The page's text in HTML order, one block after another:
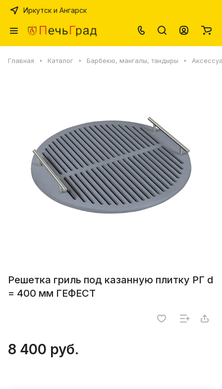
Иркутск и Ангарск
Главная Каталог Барбекю, мангалы, тандыры
Решетка гриль под казанную плитку РГ d
= 400 мм ГЕФЕСТ
8 400 руб.